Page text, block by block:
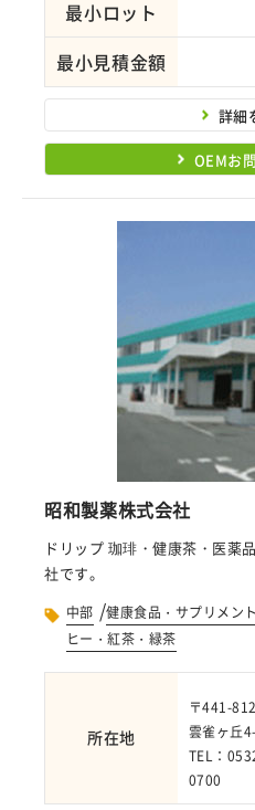
最小ロット
最小見積金額
詳細
OEMお
昭和製薬株式会社
ドリップ 珈琲・健康茶・医薬
社です。
中部 /健康食品・サプリメン
ヒー・紅茶・緑茶
所在地
〒441-
雲雀ヶ丘
TEL：
0700